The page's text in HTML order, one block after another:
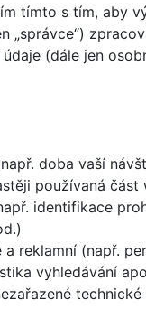
tímto s tím, aby
„správce“)
(dále jen
doba vaší
používaná část
identifikace
a reklamní (např.
vyhledávání
technické